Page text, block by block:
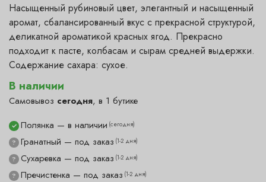
В наличии
Самовывоз сегодня, в 1 бутике
? Гранатный — под заказ (1-2 дня)
✓ Полянка — в наличии (сегодня)
? Пречистенка — под заказ (1-2 дня)
? Сухаревка — под заказ (1-2 дня)
Насыщенный рубиновый цвет, элегантный и насыщенный
аромат, сбалансированный вкус с прекрасной структурой,
деликатной ароматикой красных ягод. Прекрасно
подходит к пасте, колбасам и сырам средней выдержки.
Содержание сахара: сухое.